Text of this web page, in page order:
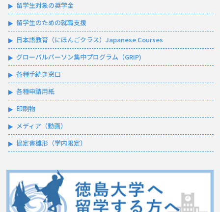
留学生対象の奨学金
留学生のための就職支援
日本語教育（にほんごクラス）Japanese Courses
グローバルパーソン集中プログラム（GRIP)
各種手続き窓口
各種申請用紙
印刷物
メディア（動画）
協定書雛形（学内限定）